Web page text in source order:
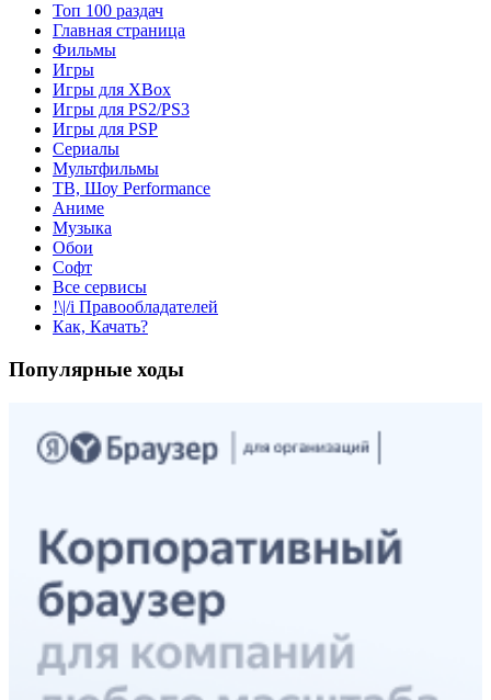
Топ 100 раздач
Главная страница
Фильмы
Игры
Игры для XBox
Игры для PS2/PS3
Игры для PSP
Сериалы
Мультфильмы
ТВ, Шоу Performance
Аниме
Музыка
Обои
Софт
Все сервисы
!\|/i Правообладателей
Как, Качать?
Популярные ходы